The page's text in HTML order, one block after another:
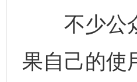
不少公众
果自己的使